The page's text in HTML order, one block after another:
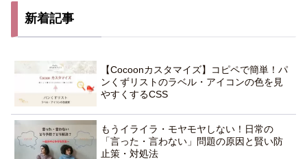
新着記事
【Cocoonカスタマイズ】コピペで簡単！パ
ンくずリストのラベル・アイコンの色を見
やすくするCSS
もうイライラ・モヤモヤしない！日常の
「言った・言わない」問題の原因と賢い防
止策・対処法